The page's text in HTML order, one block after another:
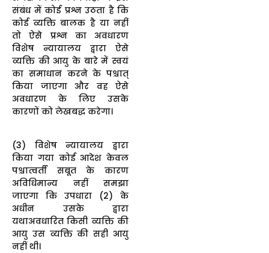
संबंध में कोई प्रश्न उठता है कि
कोई व्यक्ति बालक है या नहीं
तो ऐसे प्रश्न का अवधारण
विशेष न्यायालय द्वारा ऐसे
व्यक्ति की आयु के बारे में स्वयं
का समाधान करने के पश्चात्
किया जाएगा और वह ऐसे
अवधारण के लिए उसके
कारणों को लेखबद्ध करेगा।
(3) विशेष न्यायालय द्वारा
किया गया कोई आदेश केवल
पश्चात्वर्ती सबूत के कारण
अविधिमान्य नहीं समझा
जाएगा कि उपधारा (2) के
अधीन उसके द्वारा
यथाअवधारित किसी व्यक्ति की
आयु उस व्यक्ति की सही आयु
नहीं थी।